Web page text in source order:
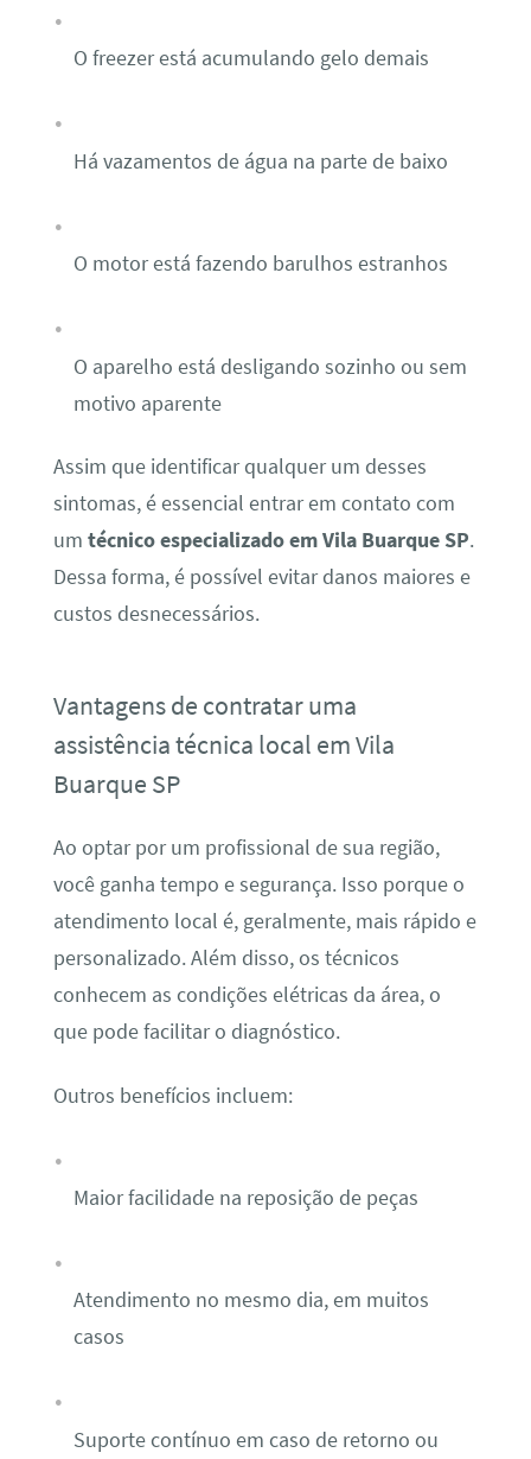
O freezer está acumulando gelo demais
Há vazamentos de água na parte de baixo
O motor está fazendo barulhos estranhos
O aparelho está desligando sozinho ou sem
motivo aparente
Assim que identificar qualquer um desses
sintomas, é essencial entrar em contato com
um técnico especializado em Vila Buarque SP.
Dessa forma, é possível evitar danos maiores e
custos desnecessários.
Vantagens de contratar uma
assistência técnica local em Vila
Buarque SP
Ao optar por um profissional de sua região,
você ganha tempo e segurança. Isso porque o
atendimento local é, geralmente, mais rápido e
personalizado. Além disso, os técnicos
conhecem as condições elétricas da área, o
que pode facilitar o diagnóstico.
Outros benefícios incluem:
Maior facilidade na reposição de peças
Atendimento no mesmo dia, em muitos
casos
Suporte contínuo em caso de retorno ou